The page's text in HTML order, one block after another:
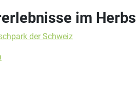
im
der Schweiz